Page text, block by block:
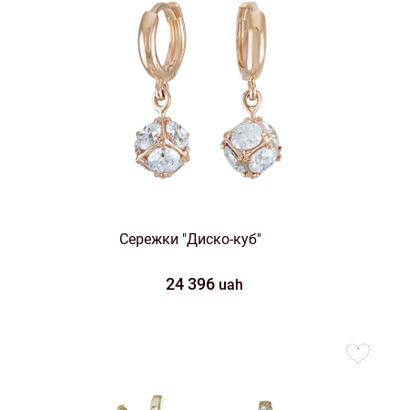
Сережки "Диско-куб"
24 396 uah
favorites